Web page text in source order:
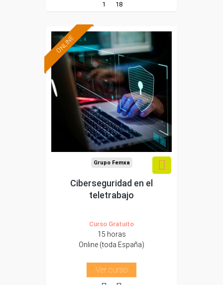
1 18
ONLINE
Formación 100%
subvencionada.
Para desempleados,
trabajadores y
autónomos.
Sector
-Administración.
Grupo Femxa
Ciberseguridad en el
teletrabajo
Curso Gratuito
15 horas
Online (toda España)
Ver curso